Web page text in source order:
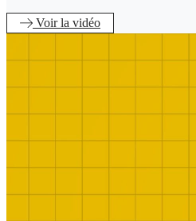
Voirla vidéo